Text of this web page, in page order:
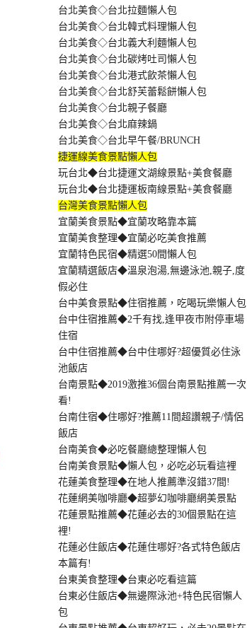
台北美食◇台北拉麵懶人包
台北美食◇台北韓式料理懶人包
台北美食◇台北義大利麵懶人包
台北美食◇台北碳烤吐司懶人包
台北美食◇台北港式飲茶懶人包
台北美食◇台北舒芙蕾鬆餅懶人包
台北美食◇台北親子餐廳
台北美食◇台北麻辣鍋
台北美食◇台北早午餐/BRUNCH
捷運線美食景點懶人包
玩台北◆台北捷運文湖線景點+美食餐廳
玩台北◆台北捷運板南線景點+美食餐廳
台灣美食景點懶人包
宜蘭美食景點◆宜蘭攻略靠本篇
宜蘭美食整理◆宜蘭必吃美食推薦
宜蘭特色民宿◆精選50間懶人包
宜蘭精選飯店◆溫泉泡湯,無邊泳池,親子,度
假必住
台中美食景點◆住宿推薦，吃喝玩樂懶人包
台中住宿推薦◆2千有找,逢甲夜市附停車場
住宿
台中住宿推薦◆台中住哪好?超優質必住泳
池飯店
台南景點◆2019激推36個台南景點推薦一次
看!
台南住宿◆住哪好?推薦11間超讚親子/情侶
飯店
台南美食◆必吃餐廳總整理懶人包
台南美食景點◆懶人包，必吃必玩看這裡
花蓮美食整理◆在地人推薦準沒錯37間!
花蓮網美咖啡廳◆超夢幻咖啡廳網美景點
花蓮景點推薦◆花蓮必去的30個景點在這
裡!
花蓮必住飯店◆花蓮住哪好?各式特色飯店
本篇有!
台東美食整理◆台東必吃看這篇
台東必住飯店◆無邊際泳池+特色民宿懶人
包